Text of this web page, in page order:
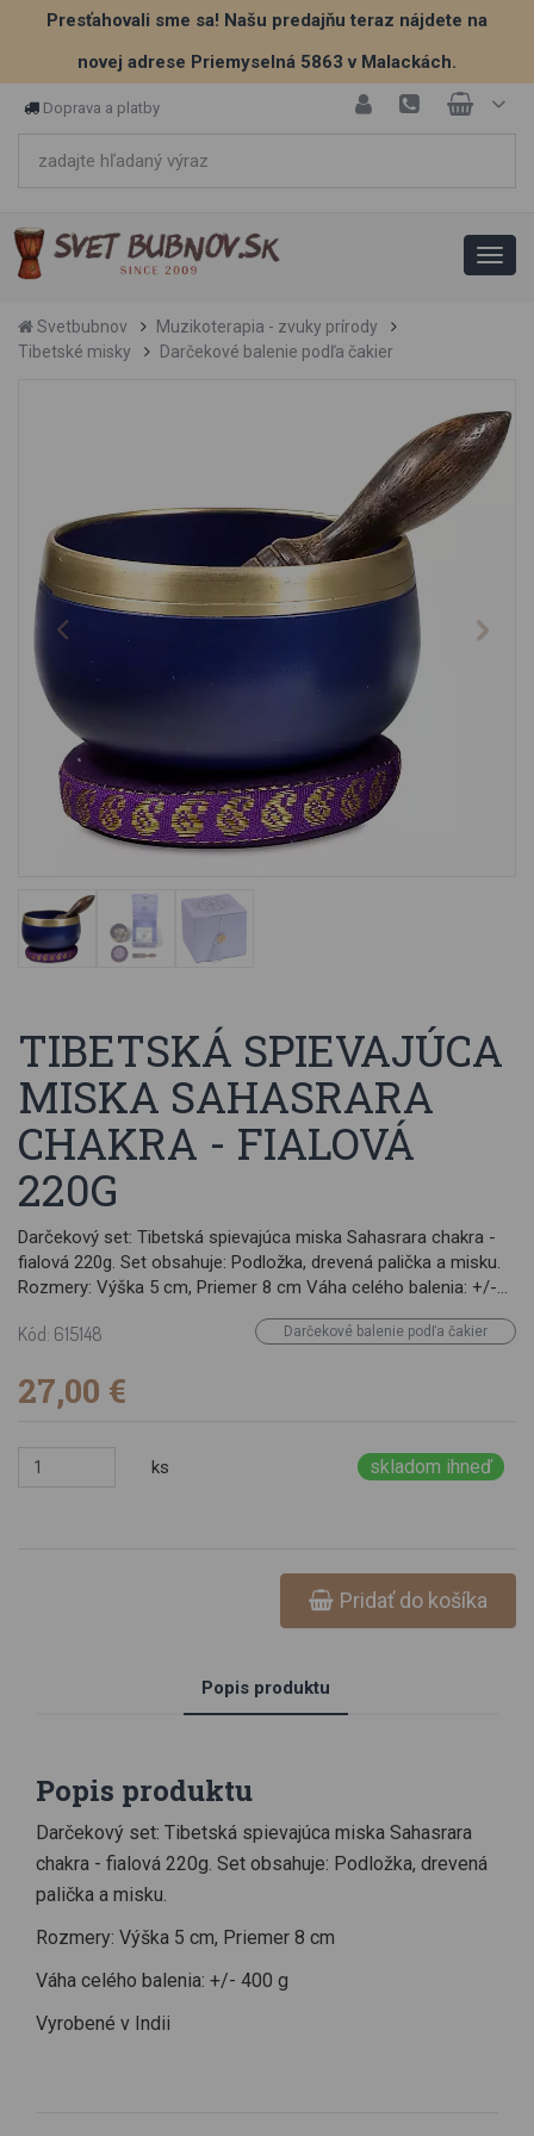
Presťahovali sme sa! Našu predajňu teraz nájdete na
novej adrese Priemyselná 5863 v Malackách.
Doprava a platby
Svetbubnov
Muzikoterapia - zvuky prírody
Tibetské misky
Darčekové balenie podľa čakier
TIBETSKÁ SPIEVAJÚCA
MISKA SAHASRARA
CHAKRA - FIALOVÁ
220G
Darčekový set: Tibetská spievajúca miska Sahasrara chakra -
fialová 220g. Set obsahuje: Podložka, drevená palička a misku.
Rozmery: Výška 5 cm, Priemer 8 cm Váha celého balenia: +/-
Kód: 615148 Darčekové balenie podľa čakier
27,00 €
ks skladom ihneď
Pridať do košíka
Popis produktu
Popis produktu
Darčekový set: Tibetská spievajúca miska Sahasrara
chakra - fialová 220g. Set obsahuje: Podložka, drevená
palička a misku.
Rozmery: Výška 5 cm, Priemer 8 cm
Váha celého balenia: +/- 400 g
Vyrobené v Indii